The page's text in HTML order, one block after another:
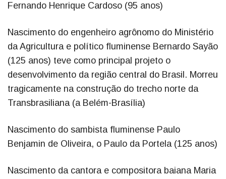
Fernando Henrique Cardoso (95 anos)
Nascimento do engenheiro agrônomo do Ministério
da Agricultura e político fluminense Bernardo Sayão
(125 anos) teve como principal projeto o
desenvolvimento da região central do Brasil. Morreu
tragicamente na construção do trecho norte da
Transbrasiliana (a Belém-Brasília)
Nascimento do sambista fluminense Paulo
Benjamin de Oliveira, o Paulo da Portela (125 anos)
Nascimento da cantora e compositora baiana Maria